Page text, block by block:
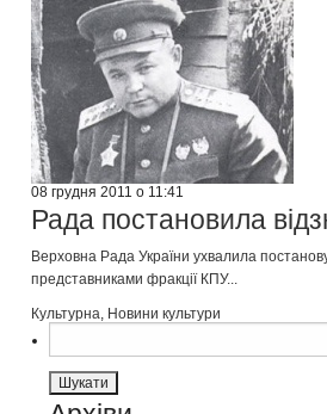
08 грудня 2011 о 11:41
Рада постановила
Верховна Рада України ухвалила
представниками фракції КПУ...
Культурна, Новини культури